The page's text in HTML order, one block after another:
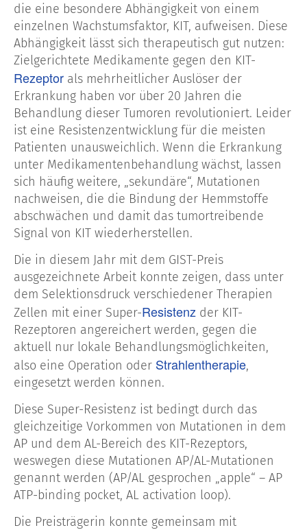
die eine besondere Abhängigkeit von einem
einzelnen Wachstumsfaktor, KIT, aufweisen. Diese
Abhängigkeit lässt sich therapeutisch gut nutzen:
Zielgerichtete Medikamente gegen den KIT-
Rezeptor als mehrheitlicher Auslöser der
Erkrankung haben vor über 20 Jahren die
Behandlung dieser Tumoren revolutioniert. Leider
ist eine Resistenzentwicklung für die meisten
Patienten unausweichlich. Wenn die Erkrankung
unter Medikamentenbehandlung wächst, lassen
sich häufig weitere, „sekundäre“, Mutationen
nachweisen, die die Bindung der Hemmstoffe
abschwächen und damit das tumortreibende
Signal von KIT wiederherstellen.
Die in diesem Jahr mit dem GIST-Preis
ausgezeichnete Arbeit konnte zeigen, dass unter
dem Selektionsdruck verschiedener Therapien
Zellen mit einer Super-Resistenz der KIT-
Rezeptoren angereichert werden, gegen die
aktuell nur lokale Behandlungsmöglichkeiten,
also eine Operation oder Strahlentherapie,
eingesetzt werden können.
Diese Super-Resistenz ist bedingt durch das
gleichzeitige Vorkommen von Mutationen in dem
AP und dem AL-Bereich des KIT-Rezeptors,
weswegen diese Mutationen AP/AL-Mutationen
genannt werden (AP/AL gesprochen „apple“ – AP
ATP-binding pocket, AL activation loop).
Die Preisträgerin konnte gemeinsam mit